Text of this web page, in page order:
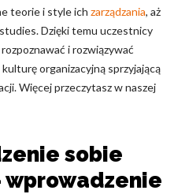
teorie i style ich zarządzania, aż
Dzięki temu uczestnicy
i rozwiązywać
organizacyjną sprzyjającą
Więcej przeczytasz w naszej
sobie
pliki, które są w procesie
poszczególnych ciasteczek.
preferencje
wszystko